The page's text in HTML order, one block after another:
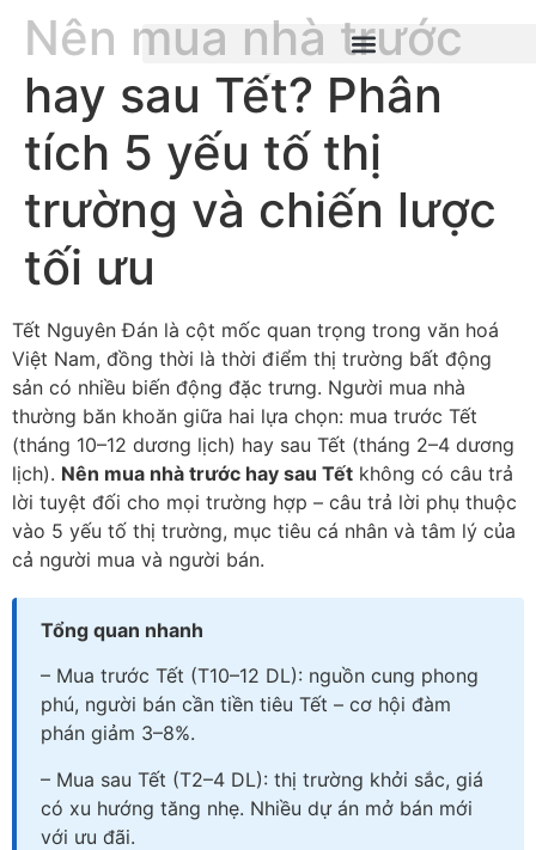
Nên mua nhà trước
hay sau Tết? Phân
tích 5 yếu tố thị
trường và chiến lược
tối ưu
Tết Nguyên Đán là cột mốc quan trọng trong văn hoá
Việt Nam, đồng thời là thời điểm thị trường bất động
sản có nhiều biến động đặc trưng. Người mua nhà
thường băn khoăn giữa hai lựa chọn: mua trước Tết
(tháng 10–12 dương lịch) hay sau Tết (tháng 2–4 dương
lịch). Nên mua nhà trước hay sau Tết không có câu trả
lời tuyệt đối cho mọi trường hợp – câu trả lời phụ thuộc
vào 5 yếu tố thị trường, mục tiêu cá nhân và tâm lý của
cả người mua và người bán.
Tổng quan nhanh
– Mua trước Tết (T10–12 DL): nguồn cung phong
phú, người bán cần tiền tiêu Tết – cơ hội đàm
phán giảm 3–8%.
– Mua sau Tết (T2–4 DL): thị trường khởi sắc, giá
có xu hướng tăng nhẹ. Nhiều dự án mở bán mới
với ưu đãi.